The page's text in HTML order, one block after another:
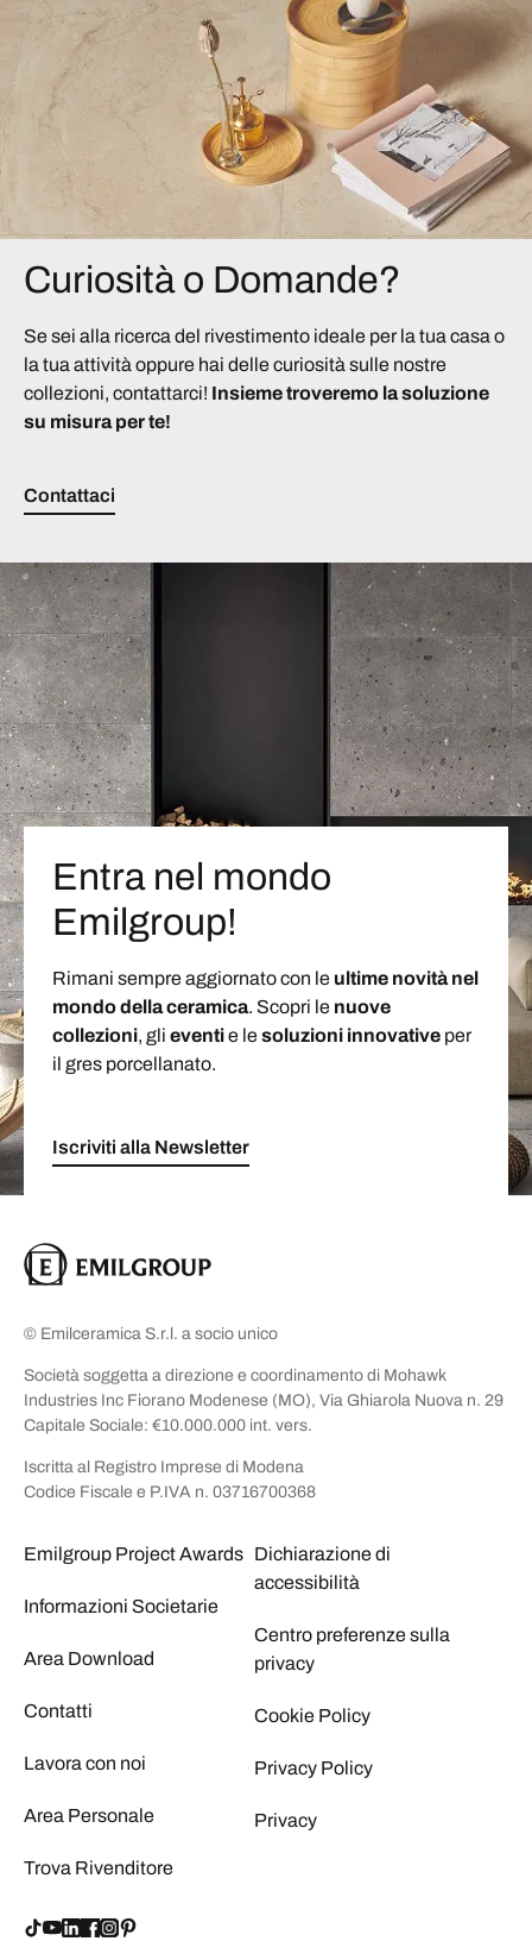
Curiosità o Domande?
Se sei alla ricerca del rivestimento ideale per la tua casa o
la tua attività oppure hai delle curiosità sulle nostre
collezioni, contattarci! Insieme troveremo la soluzione
su misura per te!
Contattaci
Entra nel mondo
Emilgroup!
Rimani sempre aggiornato con le ultime novità nel
mondo della ceramica. Scopri le nuove
collezioni, gli eventie lesoluzioni innovative per
il gres porcellanato.
Iscriviti alla Newsletter
© Emilceramica S.r.l. a socio unico
Società soggetta a direzione e coordinamento di Mohawk
Industries Inc Fiorano Modenese (MO), Via Ghiarola Nuova n. 29
Capitale Sociale: €10.000.000 int. vers.
Iscritta al Registro Imprese di Modena
Codice Fiscale e P.IVA n. 03716700368
Emilgroup Project Awards
Informazioni Societarie
Area Download
Contatti
Lavora con noi
Area Personale
Trova Rivenditore
Dichiarazione di
accessibilità
Centro preferenze sulla
privacy
Cookie Policy
Privacy Policy
Privacy